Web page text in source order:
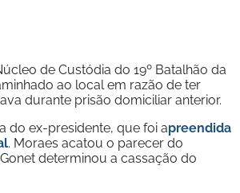
de Custódia do 19º Batalhão da
ao local em razão de ter
durante prisão domiciliar anterior.
do ex-presidente, que foi apreendida
. Moraes acatou o parecer do
determinou a cassação do